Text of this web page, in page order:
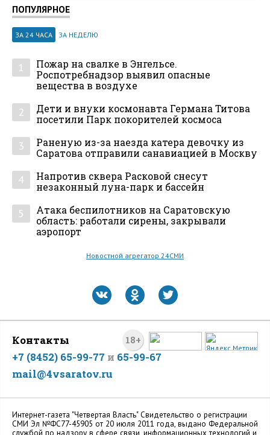
ПОПУЛЯРНОЕ
ЗА 24 ЧАСА ЗА НЕДЕЛЮ
1
Пожар на свалке в Энгельсе.
Роспотребнадзор выявил опасные
вещества в воздухе
2
Дети и внуки космонавта Германа Титова
посетили Парк покорителей космоса
3
Раненую из-за наезда катера девочку из
Саратова отправили санавиацией в Москву
4
Напротив сквера Расковой снесут
незаконный луна-парк и бассейн
5
Атака беспилотников на Саратовскую
область: работали сирены, закрывали
аэропорт
Новостной агрегатор 24СМИ
18+
Контакты
+7 (8452) 65-99-77 и 65-99-67
mail@4vsaratov.ru
Интернет-газета "Четвертая Власть" Cвидетельство о регистрации
СМИ Эл №ФС77-45905 от 20 июля 2011 года, выдано Федеральной
службой по надзору в сфере связи, информационных технологий и